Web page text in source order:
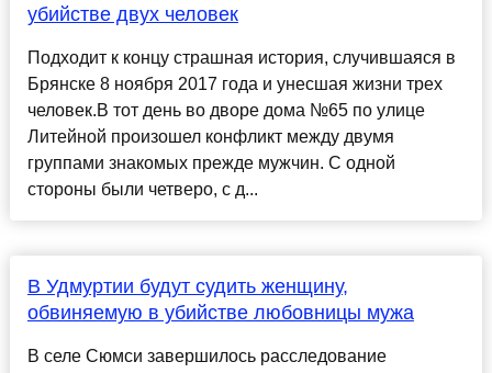
убийстве двух человек
Подходит к концу страшная история, случившаяся в
Брянске 8 ноября 2017 года и унесшая жизни трех
человек.В тот день во дворе дома №65 по улице
Литейной произошел конфликт между двумя
группами знакомых прежде мужчин. С одной
стороны были четверо, с д...
В Удмуртии будут судить женщину,
обвиняемую в убийстве любовницы мужа
В селе Сюмси завершилось расследование